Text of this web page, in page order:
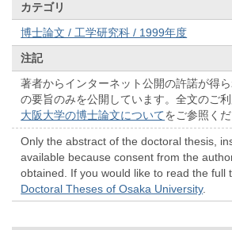
カテゴリ
博士論文 / 工学研究科 / 1999年度
注記
著者からインターネット公開の許諾が得
の要旨のみを公開しています。全文のご利
大阪大学の博士論文についてをご参照くだ
Only the abstract of the doctoral thesis,
available because consent from the
obtained. If you would like to read the full
Doctoral Theses of Osaka University.